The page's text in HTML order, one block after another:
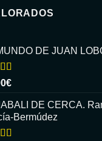
DE JUAN
€
DE CERCA.
Bermúdez